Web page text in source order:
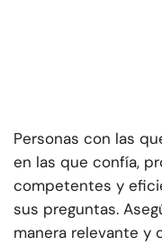
Personas con las
en las que confía,
competentes y
sus preguntas.
manera relevante y